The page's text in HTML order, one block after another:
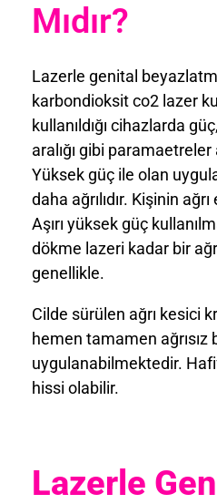
Mıdır?
Lazerle genital
karbondioksit co2 lazer
kullanıldığı cihazlarda
aralığı gibi
Yüksek güç ile olan
daha ağrılıdır. Kişinin
Aşırı yüksek güç
dökme lazeri kadar bir
genellikle.
Cilde sürülen ağrı kesici
hemen tamamen ağrısız
uygulanabilmektedir.
hissi olabilir.
Lazerle